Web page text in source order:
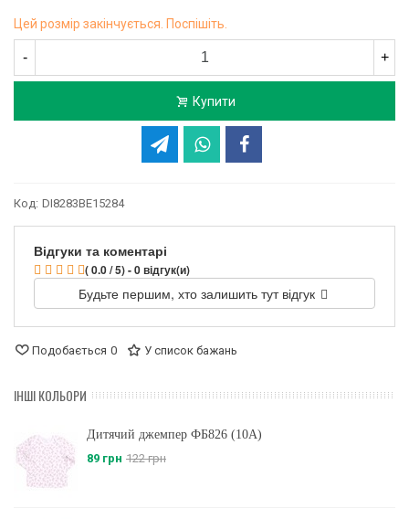
Цей розмір закінчується. Поспішіть.
- +
Купити
Код: DI8283BE15284
Відгуки та коментарі
( 0.0 / 5) - 0 відгук(и)
Будьте першим, хто залишить тут відгук
Подобається 0 У список бажань
ІНШІ КОЛЬОРИ
Дитячий джемпер ФБ826 (10A)
89 грн 122 грн